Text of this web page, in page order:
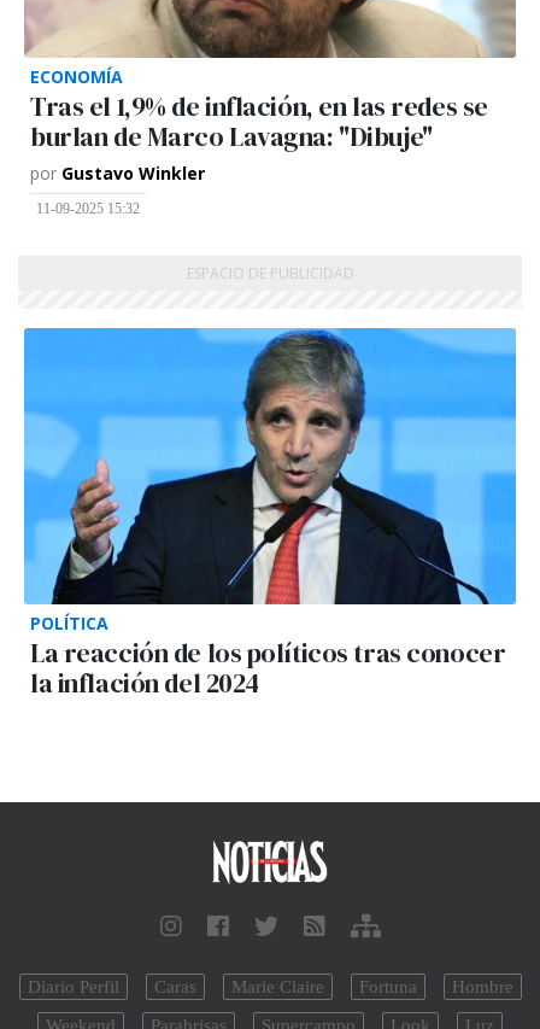
ECONOMÍA
Tras el 1,9% de inflación, en las redes se
burlan de Marco Lavagna: "Dibuje"
por Gustavo Winkler
11-09-2025 15:32
POLÍTICA
La reacción de los políticos tras conocer
la inflación del 2024
Diario Perfil Caras Marie Claire Fortuna
Hombre